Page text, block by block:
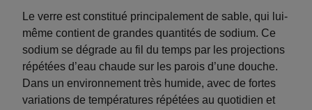
Le verre est constitué principalement de sable, qui lui-
même contient de grandes quantités de sodium. Ce
sodium se dégrade au fil du temps par les projections
répétées d’eau chaude sur les parois d’une douche.
Dans un environnement très humide, avec de fortes
variations de températures répétées au quotidien et